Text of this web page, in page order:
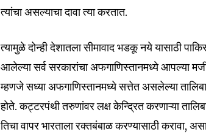
त्यांचा असल्याचा दावा त्या करतात.
त्यामुळे दोन्ही देशातला सीमावाद भडकू नये यासाठी
आलेल्या सर्व सरकारांचा अफगाणिस्तानमध्ये आपल्या
म्हणजे सध्या अफगाणिस्तानमध्ये सत्तेत असलेल्या
होते. कट्टरपंथी तरुणांवर लक्ष केन्द्रित करणाऱ्या
तिचा वापर भारताला रक्तबंबाळ करण्यासाठी करावा,